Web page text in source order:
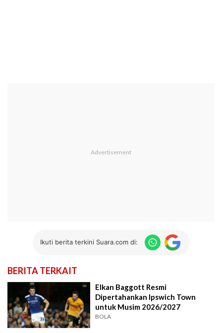
Ikuti berita terkini Suara.com di:
BERITA TERKAIT
Elkan Baggott Resmi
Dipertahankan Ipswich Town
untuk Musim 2026/2027
BOLA